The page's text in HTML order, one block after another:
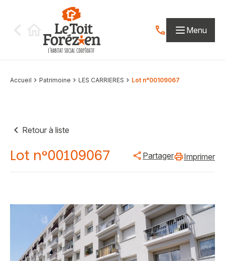
Contactez-nous
Menu
Accueil Patrimoine LES CARRIERES Lot n°00109067
Retour à liste
Lot n°00109067 Partager Imprimer